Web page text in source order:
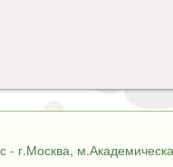
г.Москва,